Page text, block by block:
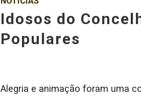
Idosos do
Populares
Alegria e animação foram uma